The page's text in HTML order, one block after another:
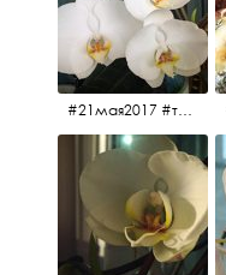
#21мая2017 #трио #цветы